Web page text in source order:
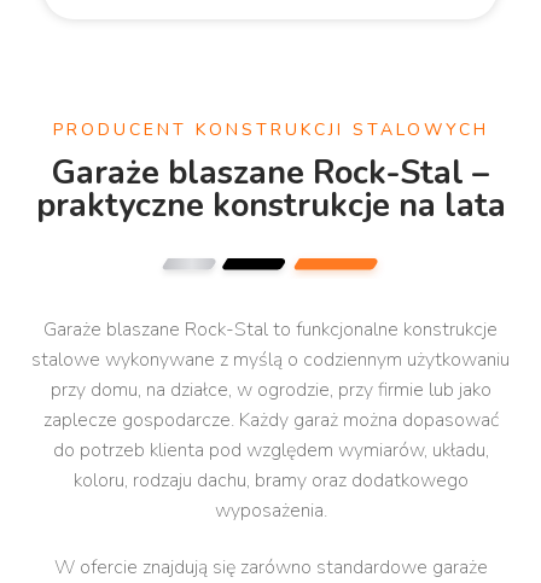
PRODUCENT KONSTRUKCJI STALOWYCH
Garaże blaszane Rock-Stal –
praktyczne konstrukcje na lata
Garaże blaszane Rock-Stal to funkcjonalne konstrukcje
stalowe wykonywane z myślą o codziennym użytkowaniu
przy domu, na działce, w ogrodzie, przy firmie lub jako
zaplecze gospodarcze. Każdy garaż można dopasować
do potrzeb klienta pod względem wymiarów, układu,
koloru, rodzaju dachu, bramy oraz dodatkowego
wyposażenia.
W ofercie znajdują się zarówno standardowe garaże